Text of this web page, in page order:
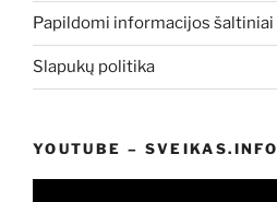
Papildomi informacijos šaltiniai
Slapukų politika
YOUTUBE – SVEIKAS.INFO